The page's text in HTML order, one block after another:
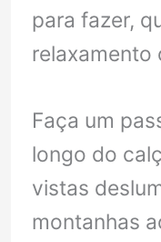
para fazer,
relaxamento
Faça um
longo do
vistas
montanhas